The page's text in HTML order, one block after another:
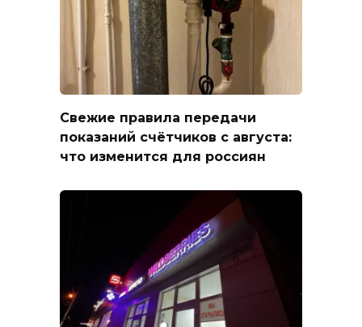
Свежие правила передачи
показаний счётчиков с августа:
что изменится для россиян